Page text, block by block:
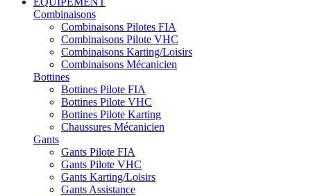
Combinaisons
Combinaisons Pilotes FIA
Combinaisons Pilote VHC
Combinaisons Karting/Loisirs
Combinaisons Mécanicien
Bottines
Bottines Pilote FIA
Bottines Pilote VHC
Bottines Pilote Karting
Chaussures Mécanicien
Gants
Gants Pilote FIA
Gants Pilote VHC
Gants Karting/Loisirs
Gants Assistance